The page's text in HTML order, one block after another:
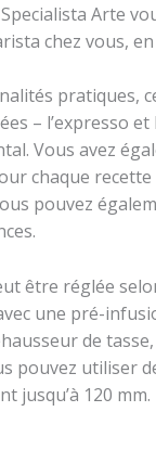
Arte
chez vous,
pratiques,
– l’expresso et
Vous avez
chaque
pouvez
être réglée
une pré-
de
pouvez utiliser
jusqu’à 120 mm.